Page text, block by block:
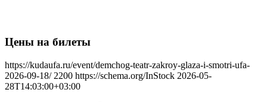
Цены на билеты
https://kudaufa.ru/event/demchog-teatr-zakroy-glaza-i-smotri-ufa-
2026-09-18/ 2200 https://schema.org/InStock 2026-05-
28T14:03:00+03:00